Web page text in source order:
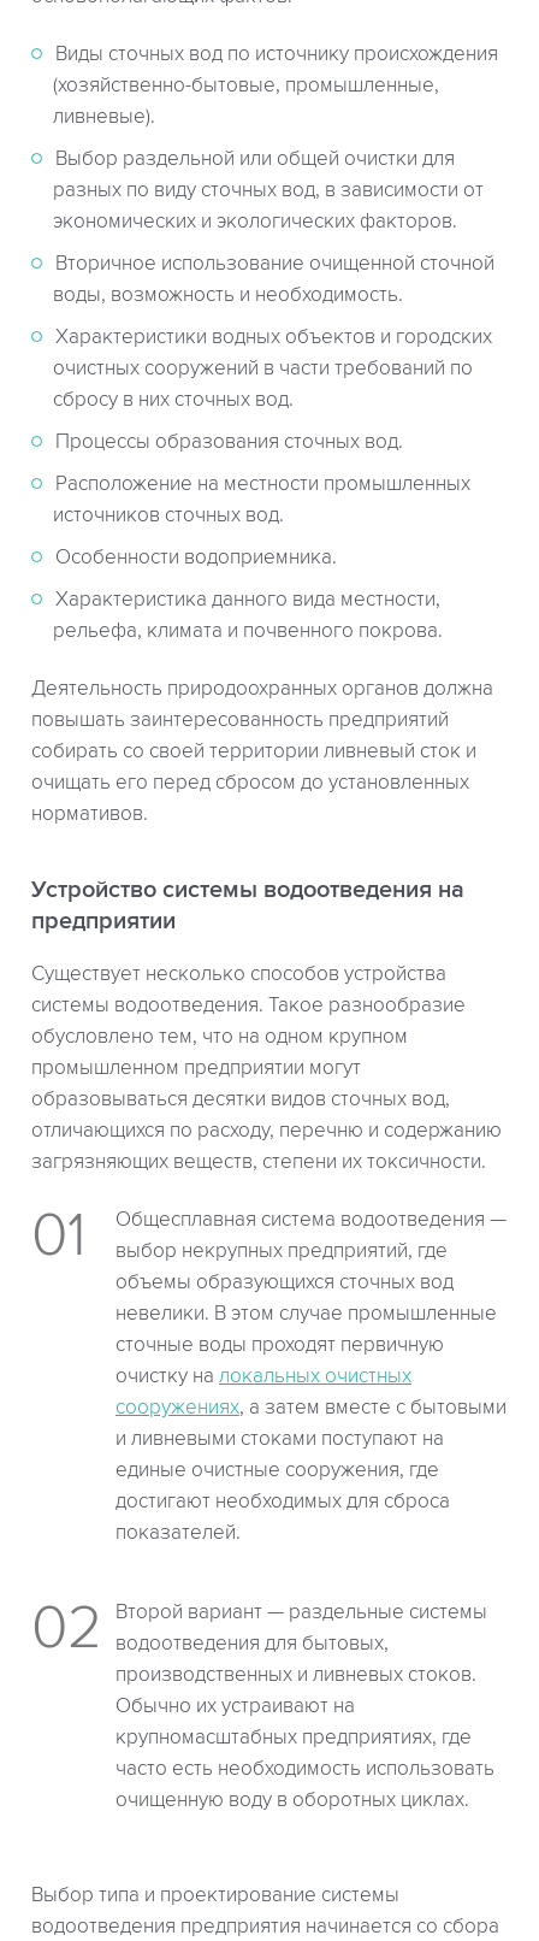
Виды сточных вод по источнику происхождения
(хозяйственно-бытовые, промышленные,
ливневые).
Выбор раздельной или общей очистки для
разных по виду сточных вод, в зависимости от
экономических и экологических факторов.
Вторичное использование очищенной сточной
воды, возможность и необходимость.
Характеристики водных объектов и городских
очистных сооружений в части требований по
сбросу в них сточных вод.
Процессы образования сточных вод.
Расположение на местности промышленных
источников сточных вод.
Особенности водоприемника.
Характеристика данного вида местности,
рельефа, климата и почвенного покрова.
Деятельность природоохранных органов должна
повышать заинтересованность предприятий
собирать со своей территории ливневый сток и
очищать его перед сбросом до установленных
нормативов.
Устройство системы водоотведения на
предприятии
Существует несколько способов устройства
системы водоотведения. Такое разнообразие
обусловлено тем, что на одном крупном
промышленном предприятии могут
образовываться десятки видов сточных вод,
отличающихся по расходу, перечню и содержанию
загрязняющих веществ, степени их токсичности.
Общесплавная система водоотведения —
выбор некрупных предприятий, где
объемы образующихся сточных вод
невелики. В этом случае промышленные
сточные воды проходят первичную
очистку на локальных очистных
сооружениях, а затем вместе с бытовыми
и ливневыми стоками поступают на
единые очистные сооружения, где
достигают необходимых для сброса
показателей.
Второй вариант — раздельные системы
водоотведения для бытовых,
производственных и ливневых стоков.
Обычно их устраивают на
крупномасштабных предприятиях, где
часто есть необходимость использовать
очищенную воду в оборотных циклах.
Выбор типа и проектирование системы
водоотведения предприятия начинается со сбора